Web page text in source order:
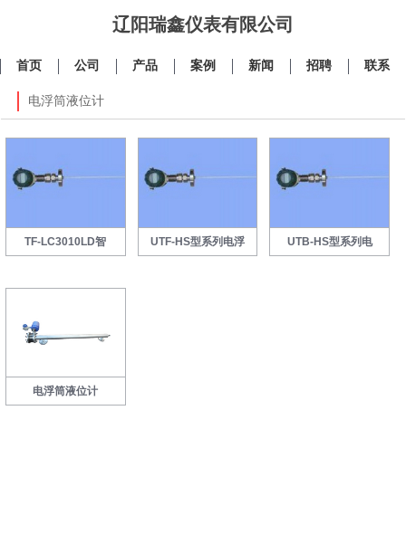
辽阳瑞鑫仪表有限公司
首页 公司 产品 案例 新闻 招聘 联系
电浮筒液位计
TF-LC3010LD智 UTF-HS型系列电浮 UTB-HS型系列电
电浮筒液位计